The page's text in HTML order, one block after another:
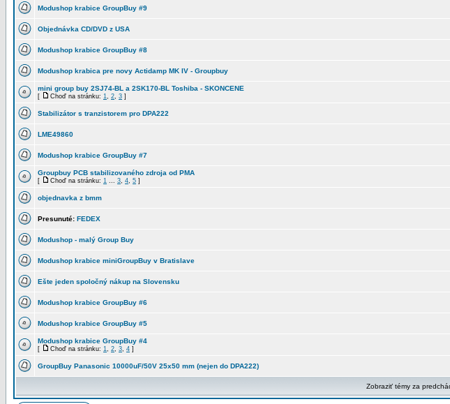
Modushop krabice GroupBuy #9
Objednávka CD/DVD z USA
Modushop krabice GroupBuy #8
Modushop krabica pre novy Actidamp MK IV - Groupbuy
mini group buy 2SJ74-BL a 2SK170-BL Toshiba - SKONCENE
[ Choď na stránku: 1, 2, 3 ]
Stabilizátor s tranzistorem pro DPA222
LME49860
Modushop krabice GroupBuy #7
Groupbuy PCB stabilizovaného zdroja od PMA
[ Choď na stránku: 1 ... 3, 4, 5 ]
objednavka z bmm
Presunuté: FEDEX
Modushop - malý Group Buy
Modushop krabice miniGroupBuy v Bratislave
Ešte jeden spoločný nákup na Slovensku
Modushop krabice GroupBuy #6
Modushop krabice GroupBuy #5
Modushop krabice GroupBuy #4
[ Choď na stránku: 1, 2, 3, 4 ]
GroupBuy Panasonic 10000uF/50V 25x50 mm (nejen do DPA222)
Zobraziť témy za